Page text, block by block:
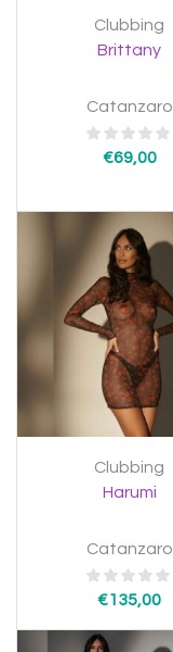
Clubbing
Brittany
Catanzaro
€69,00
Clubbing
Harumi
Catanzaro
€135,00